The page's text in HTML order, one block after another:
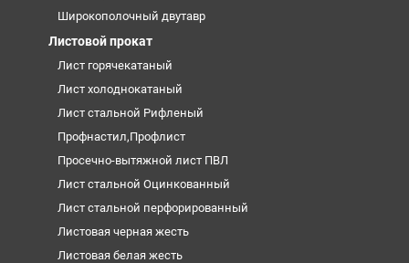
Широкополочный двутавр
Листовой прокат
Лист горячекатаный
Лист холоднокатаный
Лист стальной Рифленый
Профнастил,Профлист
Просечно-вытяжной лист ПВЛ
Лист стальной Оцинкованный
Лист стальной перфорированный
Листовая черная жесть
Листовая белая жесть